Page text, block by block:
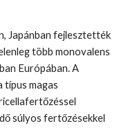
Japánban fejlesztették
több monovalens
Európában. A
típus magas
súlyos fertőzésekkel